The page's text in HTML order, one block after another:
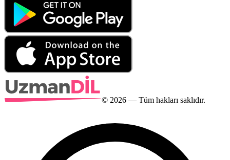
© 2026 — Tüm hakları saklıdır.